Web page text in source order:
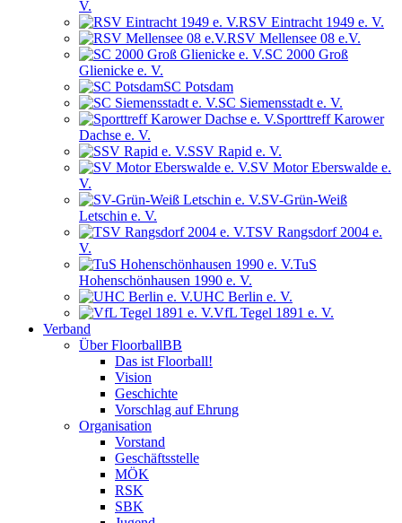
V.
RSV Eintracht 1949 e. V.
RSV Mellensee 08 e.V.
SC 2000 Groß
Glienicke e. V.
SC Potsdam
SC Siemensstadt e. V.
Sporttreff Karower
Dachse e. V.
SSV Rapid e. V.
SV Motor Eberswalde e.
V.
SV-Grün-Weiß
Letschin e. V.
TSV Rangsdorf 2004 e.
V.
TuS
Hohenschönhausen 1990 e. V.
UHC Berlin e. V.
VfL Tegel 1891 e. V.
Verband
Über FloorballBB
Das ist Floorball!
Vision
Geschichte
Vorschlag auf Ehrung
Organisation
Vorstand
Geschäftsstelle
MÖK
RSK
SBK